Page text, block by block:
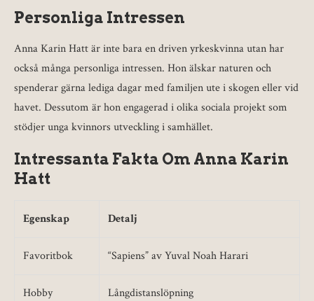
Personliga Intressen
Anna Karin Hatt är inte bara en driven yrkeskvinna utan har
också många personliga intressen. Hon älskar naturen och
spenderar gärna lediga dagar med familjen ute i skogen eller vid
havet. Dessutom är hon engagerad i olika sociala projekt som
stödjer unga kvinnors utveckling i samhället.
Intressanta Fakta Om Anna Karin
Hatt
Egenskap Detalj
Favoritbok “Sapiens” av Yuval Noah Harari
Hobby Långdistanslöpning